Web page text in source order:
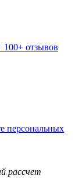
100+ отзывов
персональных